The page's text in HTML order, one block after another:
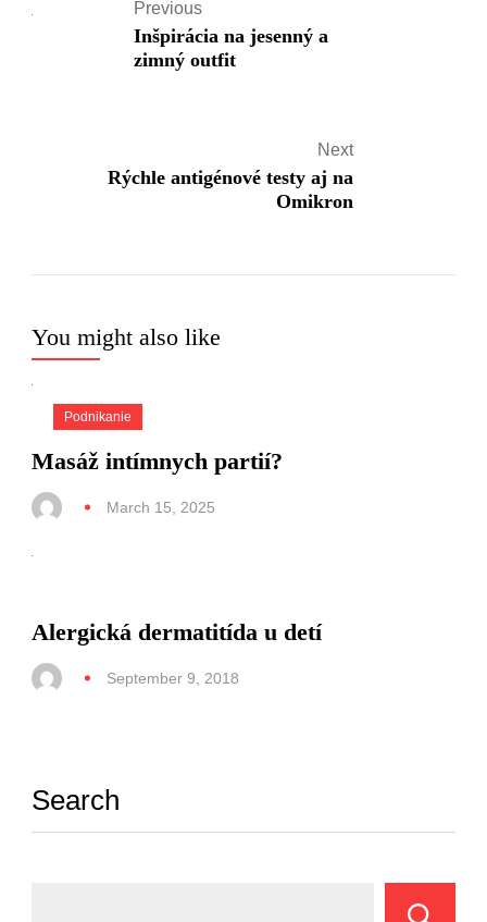
Previous
Inšpirácia na jesenný a
zimný outfit
Next
Rýchle antigénové testy aj na
Omikron
You might also like
Podnikanie
Masáž intímnych partií?
March 15, 2025
Alergická dermatitída u detí
September 9, 2018
Search